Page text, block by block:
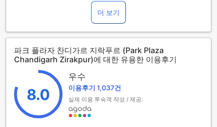
크 플라자 찬디가르 지락푸르는 2014년에 개장한 현대적인
4.5성급 호텔입니다. 비즈니스 여행객과 여가 여행객 모두에게
최적의 선택이 되는 이 호텔은 세련된 디자인과 우수한 서비스
로 고객님을 맞이합니다. 찬디가르 국제공항까지는 차로 약 30
분 거리에 있어 접근성이 뛰어나며, 도심의 다양한 명소와의 거
리도 가까워 편리한 여행을 즐기실 수 있습니다.
파크 플라자 찬디가르 지락푸르는 총 104개의 아늑한 객실을
보유하고 있어, 모든 고객님께 최상의 편안함을 제공합니다. 체
크인은 오후 2시부터 가능하며, 체크아웃은 정오 12시까지 이
루어집니다. 특히, 이 호텔은 0세에서 1세 사이의 어린이는 무
료로 숙박할 수 있는 정책을 운영하고 있어 가족 단위 여행객에
게도 적합한 선택입니다. 현대적인 시설과 우수한 고객 서비스
로 잊지 못할 추억을 만들어 보세요.
더 보기
파크 플라자 찬디가르 지락푸르 (Park Plaza
Chandigarh Zirakpur)에 대한 유용한 이용후기
8.0
우수
이용후기 1,037건
실제 이용 투숙객 작성 / 제공: